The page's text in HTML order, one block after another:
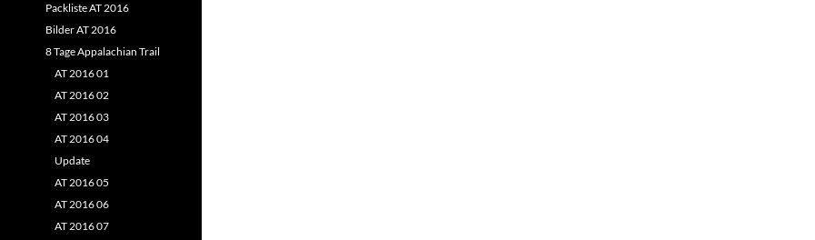
Packliste AT 2016
Bilder AT 2016
8 Tage Appalachian Trail
AT 2016 01
AT 2016 02
AT 2016 03
AT 2016 04
Update
AT 2016 05
AT 2016 06
AT 2016 07